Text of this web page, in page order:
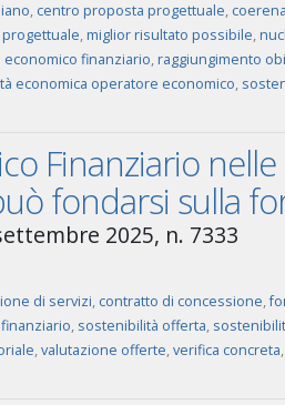
, centro proposta progettuale,
,miglior risultato possibile,
economico finanziario,raggiungimento
economica operatore economico,
Finanziario
fondarsi sulla
2025, n. 7333
di servizi, contratto di concessione,
, sostenibilità offerta,
,valutazione offerte,verifica concreta,